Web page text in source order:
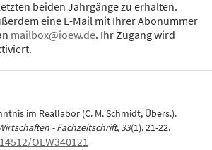
beiden Jahrgänge zu erhalten.
eine E-Mail mit Ihrer Abonummer
mailbox@ioew.de. Ihr Zugang wird
im Reallabor (C. M. Schmidt, Übers.).
- Fachzeitschrift, 33(1), 21-22.
OEW340121